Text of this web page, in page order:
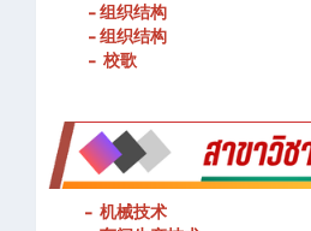
- 春武里技术学院的宗旨和理念
- 组织结构
- 组织结构